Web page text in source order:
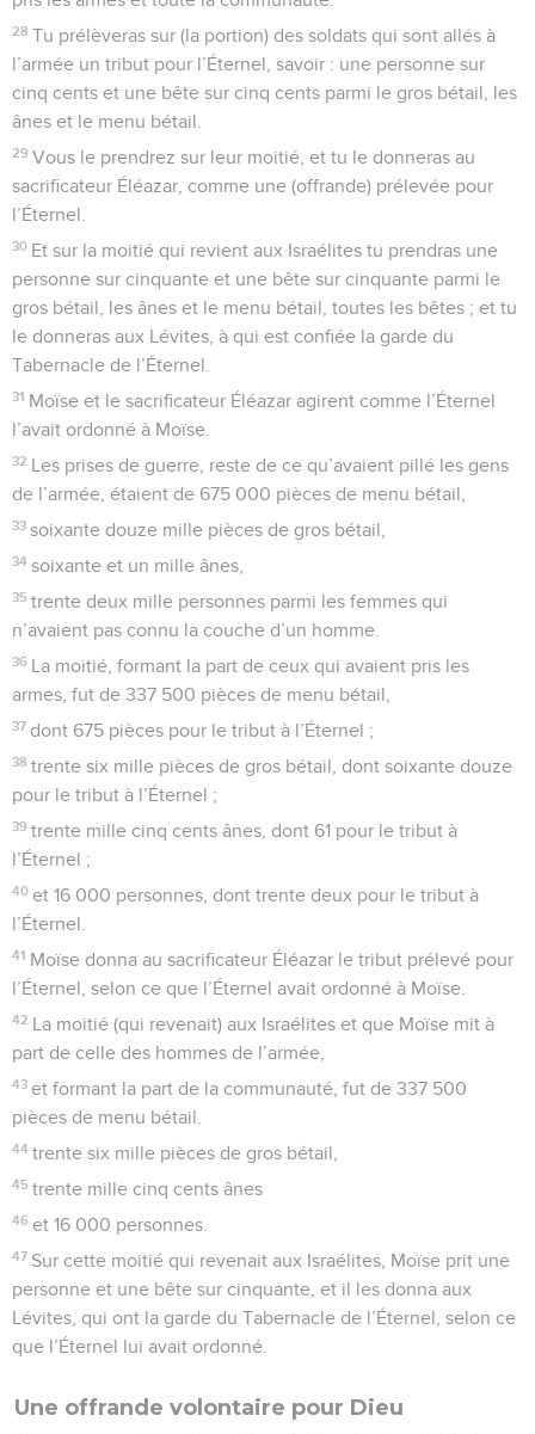
28 Tu prélèveras sur (la portion) des soldats qui sont allés à
l’armée un tribut pour l’Éternel, savoir : une personne sur
cinq cents et une bête sur cinq cents parmi le gros bétail, les
ânes et le menu bétail.
29 Vous le prendrez sur leur moitié, et tu le donneras au
sacrificateur Éléazar, comme une (offrande) prélevée pour
l’Éternel.
30 Et sur la moitié qui revient aux Israélites tu prendras une
personne sur cinquante et une bête sur cinquante parmi le
gros bétail, les ânes et le menu bétail, toutes les bêtes ; et tu
le donneras aux Lévites, à qui est confiée la garde du
Tabernacle de l’Éternel.
31 Moïse et le sacrificateur Éléazar agirent comme l’Éternel
l’avait ordonné à Moïse.
32 Les prises de guerre, reste de ce qu’avaient pillé les gens
de l’armée, étaient de 675 000 pièces de menu bétail,
33 soixante douze mille pièces de gros bétail,
34 soixante et un mille ânes,
35 trente deux mille personnes parmi les femmes qui
n’avaient pas connu la couche d’un homme.
36 La moitié, formant la part de ceux qui avaient pris les
armes, fut de 337 500 pièces de menu bétail,
37 dont 675 pièces pour le tribut à l’Éternel ;
38 trente six mille pièces de gros bétail, dont soixante douze
pour le tribut à l’Éternel ;
39 trente mille cinq cents ânes, dont 61 pour le tribut à
l’Éternel ;
40 et 16 000 personnes, dont trente deux pour le tribut à
l’Éternel.
41 Moïse donna au sacrificateur Éléazar le tribut prélevé pour
l’Éternel, selon ce que l’Éternel avait ordonné à Moïse.
42 La moitié (qui revenait) aux Israélites et que Moïse mit à
part de celle des hommes de l’armée,
43 et formant la part de la communauté, fut de 337 500
pièces de menu bétail.
44 trente six mille pièces de gros bétail,
45 trente mille cinq cents ânes
46 et 16 000 personnes.
47 Sur cette moitié qui revenait aux Israélites, Moïse prit une
personne et une bête sur cinquante, et il les donna aux
Lévites, qui ont la garde du Tabernacle de l’Éternel, selon ce
que l’Éternel lui avait ordonné.
Une offrande volontaire pour Dieu